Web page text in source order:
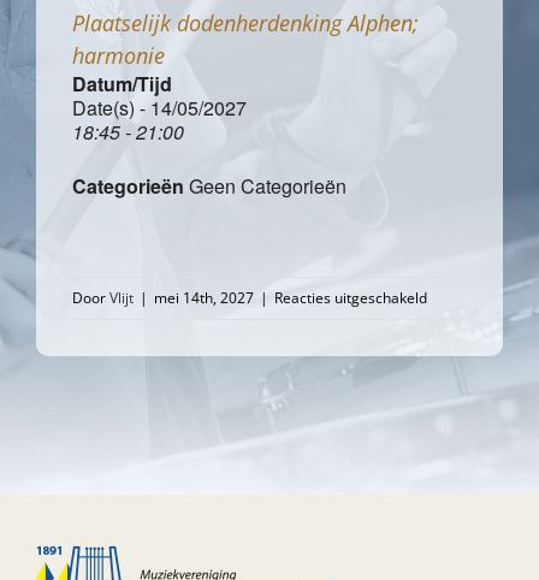
Plaatselijk dodenherdenking Alphen;
harmonie
Datum/Tijd
Date(s) - 14/05/2027
18:45 - 21:00
Categorieën Geen Categorieën
DoorVlijt | mei 14th, 2027 | Reacties uitgeschakeldvoor
Plaatselijk
harmonie